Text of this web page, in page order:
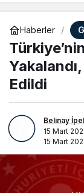
Haberler
Edildi
Belinay
15 Mart
15 Mart